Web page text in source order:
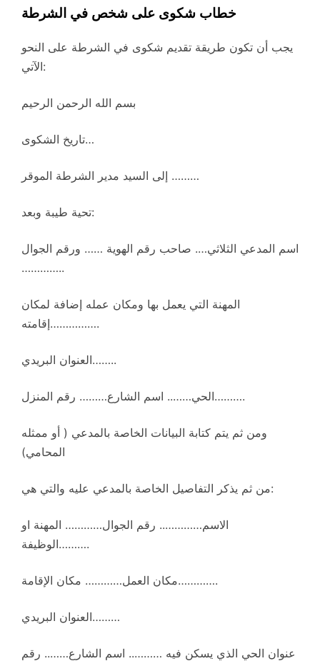
خطاب شكوى على شخص في الشرطة
يجب أن تكون طريقة تقديم شكوى في الشرطة على النحو
الآتي:
بسم الله الرحمن الرحيم
تاريخ الشكوى…
إلى السيد مدير الشرطة الموقر ………
تحية طيبة وبعد:
اسم المدعي الثلاثي…. صاحب رقم الهوية …… ورقم الجوال
…………..
المهنة التي يعمل بها ومكان عمله إضافة لمكان
إقامته…………….
العنوان البريدي……..
الحي…….. اسم الشارع……… رقم المنزل……….
ومن ثم يتم كتابة البيانات الخاصة بالمدعي ( أو ممثله
المحامي)
من ثم يذكر التفاصيل الخاصة بالمدعي عليه والتي هي:
الاسم………….. رقم الجوال………… المهنة او
الوظيفة……….
مكان العمل………… مكان الإقامة………….
العنوان البريدي………
عنوان الحي الذي يسكن فيه ……….. اسم الشارع…….. رقم